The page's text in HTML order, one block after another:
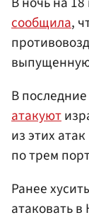
сообщила,
В
атакуют
из этих
по трем
Ранее
атаковать